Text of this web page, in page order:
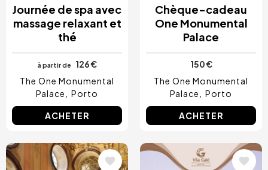
Journée de spa avec
massage relaxant et
thé
à partir de
126 €
The One Monumental
Palace
Porto
ACHETER
Chèque-cadeau
One Monumental
Palace
150 €
The One Monumental
Palace
Porto
ACHETER
Image Image